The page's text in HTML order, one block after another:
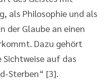
als Philosophie und als
der Glaube an einen
Dazu gehört
auf das
Sterben“ [3].